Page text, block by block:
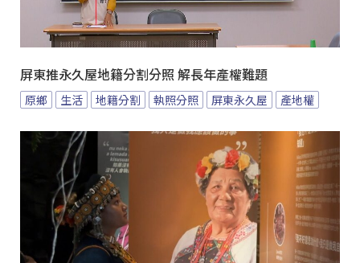
屏東推永久屋地籍分割分照 解長年產權難題
原鄉 生活 地籍分割 執照分照 屏東永久屋 產地權